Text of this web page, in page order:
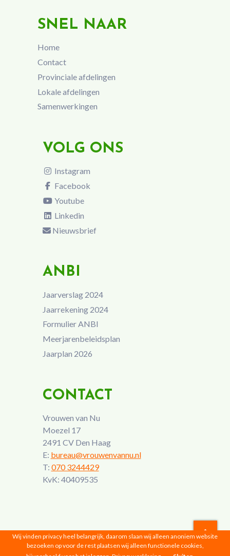
SNEL NAAR
Home
Contact
Provinciale afdelingen
Lokale afdelingen
Samenwerkingen
VOLG ONS
Instagram
Facebook
Youtube
Linkedin
Nieuwsbrief
ANBI
Jaarverslag 2024
Jaarrekening 2024
Formulier ANBI
Meerjarenbeleidsplan
Jaarplan 2026
CONTACT
Vrouwen van Nu
Moezel 17
2491 CV Den Haag
E: bureau@vrouwenvannu.nl
T: 070 3244429
KvK: 40409535
Vrouwen van Nu © 2026 |Privacyverklaring
Wij vinden privacy heel belangrijk, daarom slaan wij alleen anoniem website
bezoeken op voor de rest plaatsen wij alleen functionele cookies,